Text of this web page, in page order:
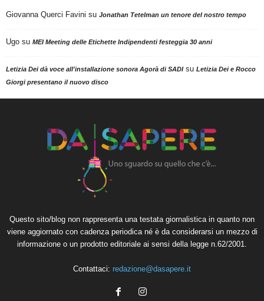
Giovanna Querci Favini su Jonathan Tetelman un tenore del nostro tempo
Ugo su MEI Meeting delle Etichette Indipendenti festeggia 30 anni
Letizia Dei dà voce all'installazione sonora Agorà di SADIsu Letizia Dei e Rocco
Giorgi presentano il nuovo disco
Questo sito/blog non rappresenta una testata giornalistica in quanto non
viene aggiornato con cadenza periodica né è da considerarsi un mezzo di
informazione o un prodotto editoriale ai sensi della legge n.62/2001.
Contattaci: redazione@dasapere.it